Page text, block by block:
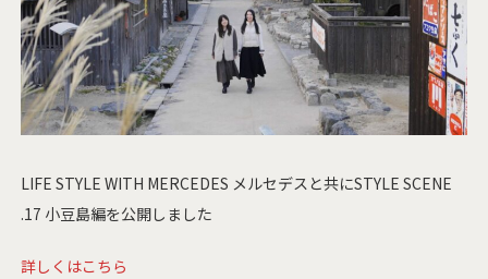
LIFE STYLE WITH MERCEDES メルセデスと共にSTYLE SCENE
.17 小豆島編を公開しました
詳しくはこちら